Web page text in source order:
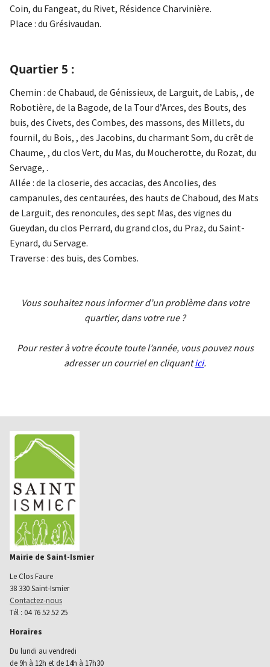
Coin, du Fangeat, du Rivet, Résidence Charvinière.
Place : du Grésivaudan.
Quartier 5 :
Chemin : de Chabaud, de Génissieux, de Larguit, de Labis, , de
Robotière, de la Bagode, de la Tour d’Arces, des Bouts, des
buis, des Civets, des Combes, des massons, des Millets, du
fournil, du Bois, , des Jacobins, du charmant Som, du crêt de
Chaume, , du clos Vert, du Mas, du Moucherotte, du Rozat, du
Servage, .
Allée : de la closerie, des accacias, des Ancolies, des
campanules, des centaurées, des hauts de Chaboud, des Mats
de Larguit, des renoncules, des sept Mas, des vignes du
Gueydan, du clos Perrard, du grand clos, du Praz, du Saint-
Eynard, du Servage.
Traverse : des buis, des Combes.
Vous souhaitez nous informer d’un problème dans votre
quartier, dans votre rue ?
Pour rester à votre écoute toute l’année, vous pouvez nous
adresser un courriel en cliquantici.
Mairie de Saint-Ismier
Le Clos Faure
38 330 Saint-Ismier
Contactez-nous
Tél : 04 76 52 52 25
Horaires
Du lundi au vendredi
de 9h à 12h et de 14h à 17h30